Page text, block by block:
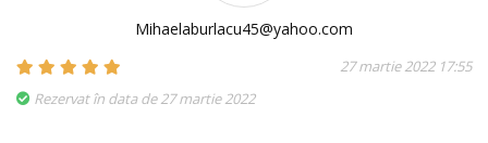
Mihaelaburlacu45@yahoo.com
27 martie 2022 17:55
Rezervat în data de 27 martie 2022